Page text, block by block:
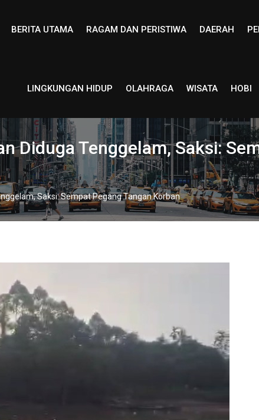
BERITA UTAMA RAGAM DAN PERISTIWA DAERAH
LINGKUNGAN HIDUP OLAHRAGA WISATA HOBI
Diduga Tenggelam, Saksi:
Saksi: Sempat Pegang Tangan Korban